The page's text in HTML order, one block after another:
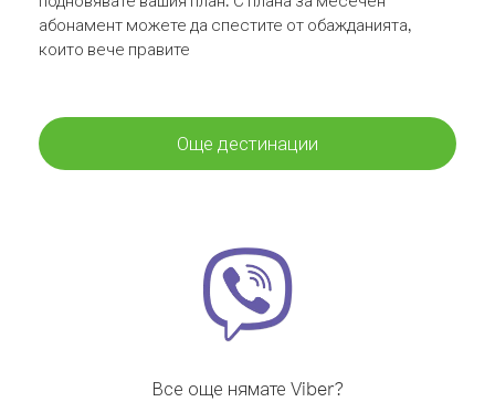
абонамент можете да спестите от обажданията,
които вече правите
Още дестинации
Все още нямате Viber?